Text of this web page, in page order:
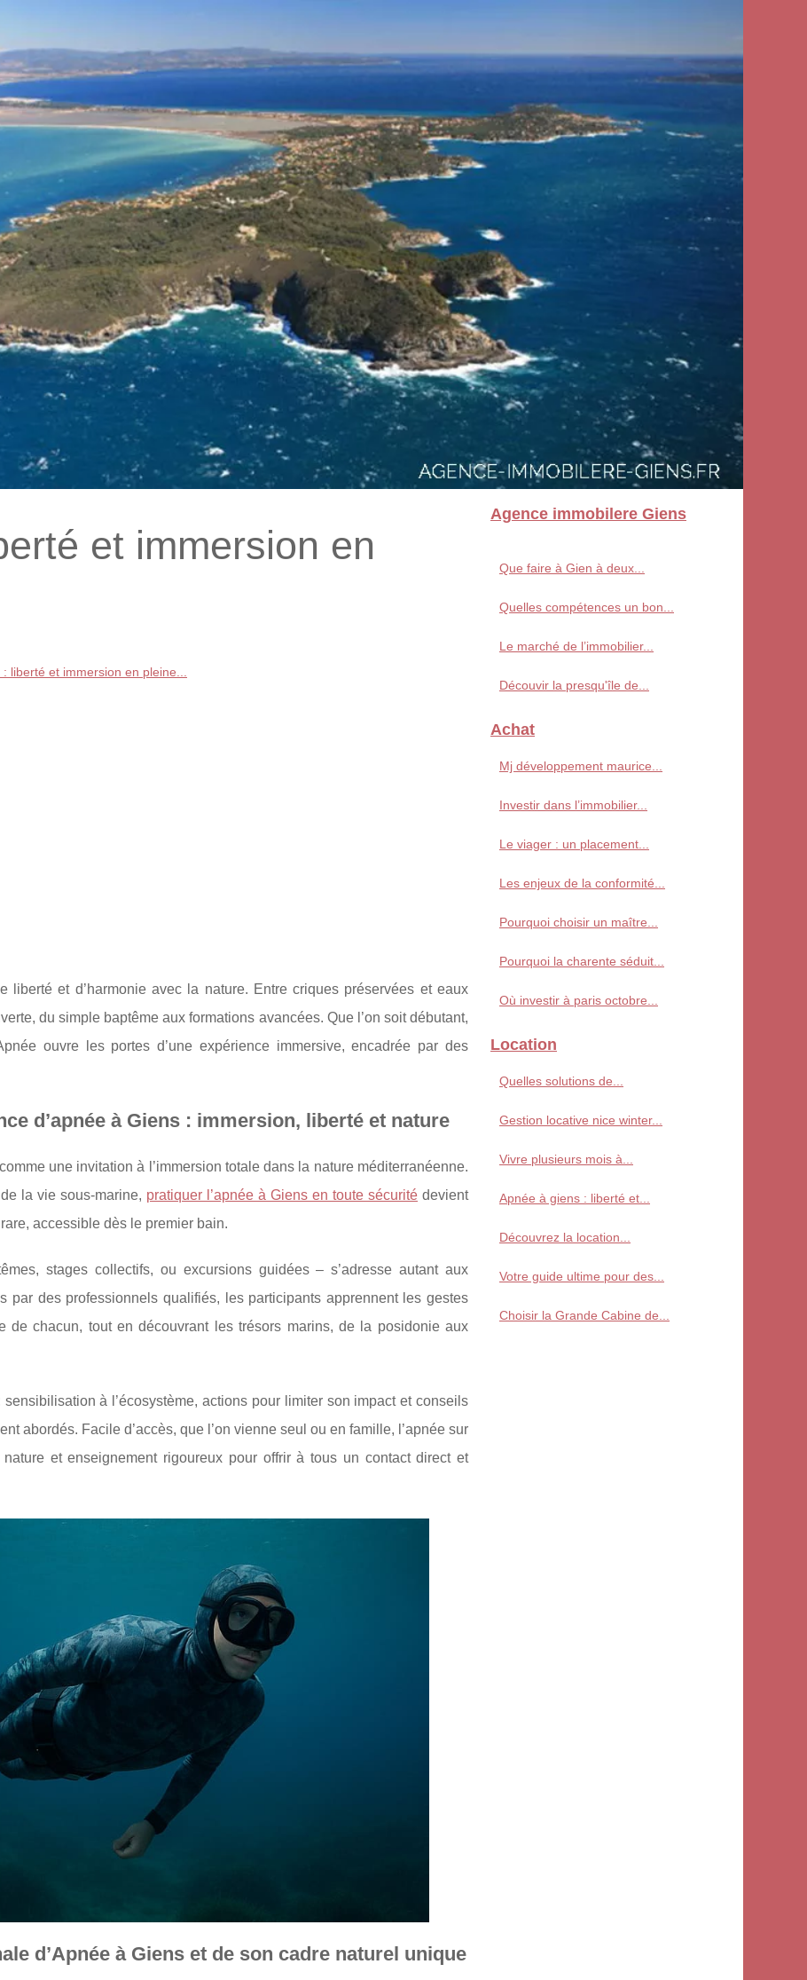
et immersion en
liberté et immersion en pleine...
liberté et d’harmonie avec la nature. Entre criques préservées et eaux
du simple baptême aux formations avancées. Que l’on soit débutant,
ouvre les portes d’une expérience immersive, encadrée par des
d’apnée à Giens : immersion, liberté et nature
une invitation à l’immersion totale dans la nature méditerranéenne.
la vie sous-marine, pratiquer l’apnée à Giens en toute sécuritédevient
accessible dès le premier bain.
stages collectifs, ou excursions guidées – s’adresse autant aux
par des professionnels qualifiés, les participants apprennent les gestes
de chacun, tout en découvrant les trésors marins, de la posidonie aux
à l’écosystème, actions pour limiter son impact et conseils
abordés. Facile d’accès, que l’on vienne seul ou en famille, l’apnée sur
nature et enseignement rigoureux pour offrir à tous un contact direct et
d’Apnée à Giens et de son cadre naturel unique
Agence immobilere Giens
Que faire à Gien à deux...
Quelles compétences un bon...
Le marché de l’immobilier...
Découvir la presqu'île de...
Achat
Mj développement maurice...
Investir dans l’immobilier...
Le viager : un placement...
Les enjeux de la conformité...
Pourquoi choisir un maître...
Pourquoi la charente séduit...
Où investir à paris octobre...
Location
Quelles solutions de...
Gestion locative nice winter...
Vivre plusieurs mois à...
Apnée à giens : liberté et...
Découvrez la location...
Votre guide ultime pour des...
Choisir la Grande Cabine de...